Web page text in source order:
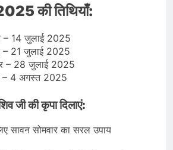
की तिथियाँ:
– 14 जुलाई 2025
– 21 जुलाई 2025
– 28 जुलाई 2025
– 4 अगस्त 2025
जी की कृपा दिलाएं:
सावन सोमवार का सरल उपाय